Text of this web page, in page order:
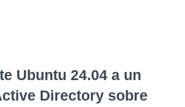
Ubuntu 24.04 a un
Directory sobre